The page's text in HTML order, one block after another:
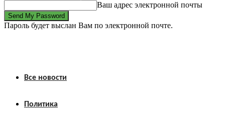
Ваш адрес электронной почты
Пароль будет выслан Вам по электронной почте.
Все новости
Политика